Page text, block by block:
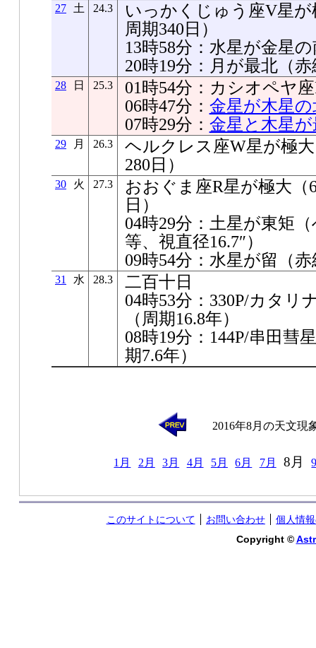
27 土 24.3
いっかくじゅう座V星が
周期340日）
13時58分：水星が金星の
20時19分：月が最北（赤
28 日 25.3
01時54分：カシオペヤ
06時47分： 金星が木星の
07時29分： 金星と木星
29 月 26.3
ヘルクレス座W星が極
280日）
30 火 27.3
おおぐま座R星が極大（
日）
04時29分：土星が東矩
等、視直径16.7″）
09時54分：水星が留（赤
31 水 28.3
二百十日
04時53分：330P/カタリ
（周期16.8年）
08時19分：144P/串田彗
期7.6年）
2016年8月の天文現
1月 2月 3月 4月 5月 6月 7月 8月
このサイトについて お問い合わせ
個人情
Copyright ©